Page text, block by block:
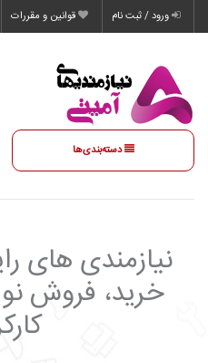
قوانین و مقررات ورود / ثبت نام
دسته‌بندی‌ها
نیازمندی‌ های
خرید، فروش